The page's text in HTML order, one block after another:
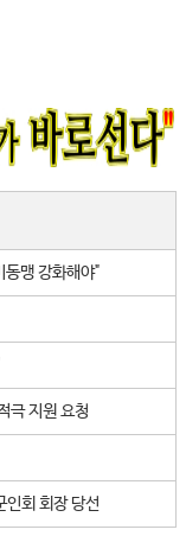
맹 강화해야"
극 지원 요청
인회 회장 당선